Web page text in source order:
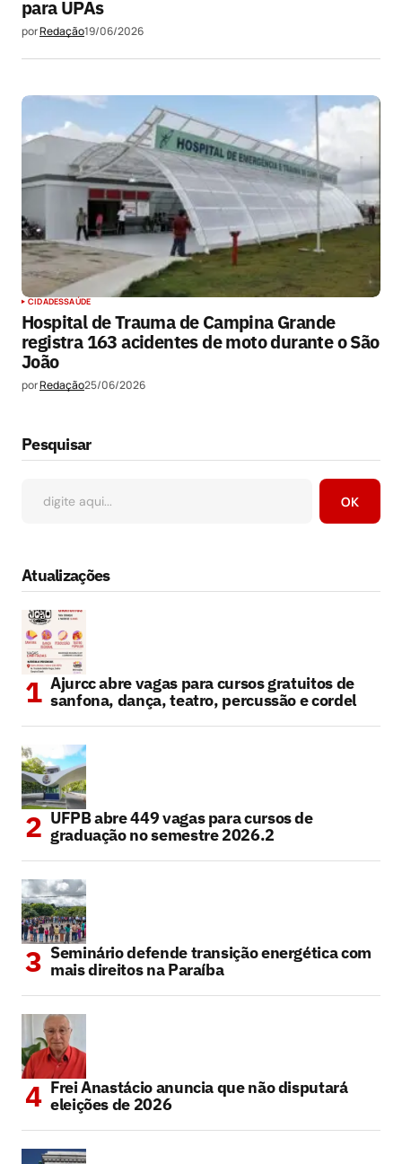
para UPAs
porRedação19/06/2026
CIDADESSAÚDE
Hospital de Trauma de Campina Grande
registra 163 acidentes de moto durante o São
João
porRedação25/06/2026
Pesquisar
OK
Atualizações
Ajurcc abre vagas para cursos gratuitos de
sanfona, dança, teatro, percussão e cordel
UFPB abre 449 vagas para cursos de
graduação no semestre 2026.2
Seminário defende transição energética com
mais direitos na Paraíba
Frei Anastácio anuncia que não disputará
eleições de 2026